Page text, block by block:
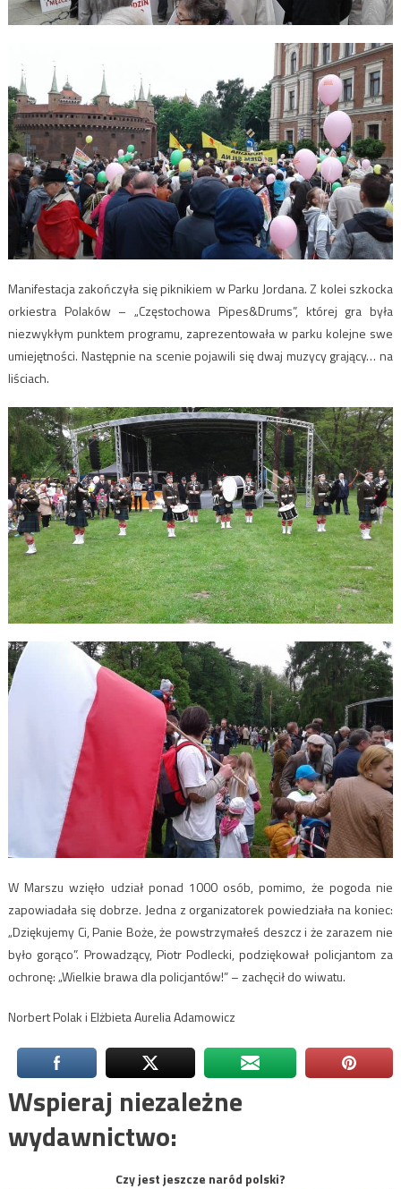
Manifestacja zakończyła się piknikiem w Parku Jordana. Z kolei szkocka
orkiestra Polaków – „Częstochowa Pipes&Drums”, której gra była
niezwykłym punktem programu, zaprezentowała w parku kolejne swe
umiejętności. Następnie na scenie pojawili się dwaj muzycy grający… na
liściach.
W Marszu wzięło udział ponad 1000 osób, pomimo, że pogoda nie
zapowiadała się dobrze. Jedna z organizatorek powiedziała na koniec:
„Dziękujemy Ci, Panie Boże, że powstrzymałeś deszcz i że zarazem nie
było gorąco”. Prowadzący, Piotr Podlecki, podziękował policjantom za
ochronę: „Wielkie brawa dla policjantów!” – zachęcił do wiwatu.
Norbert Polak i Elżbieta Aurelia Adamowicz
Wspieraj niezależne
wydawnictwo:
Czy jest jeszcze naród polski?